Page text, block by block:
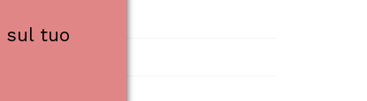
sul tuo